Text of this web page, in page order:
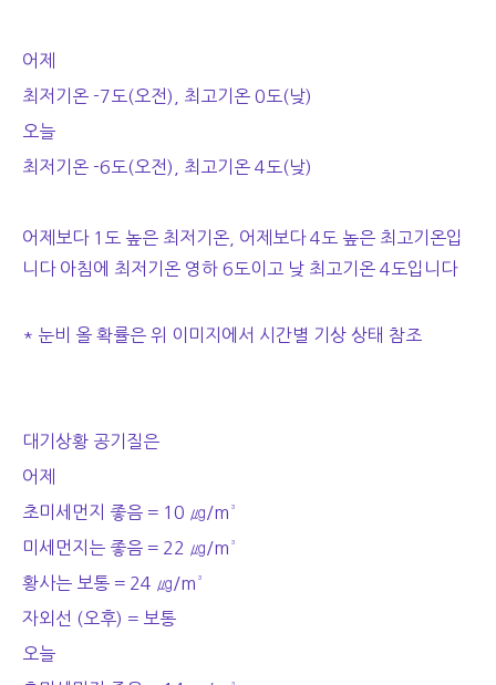
어제
최저기온 -7도(오전), 최고기온 0도(낮)
오늘
최저기온 -6도(오전), 최고기온 4도(낮)
어제보다 1도 높은 최저기온, 어제보다 4도 높은 최고기온입
니다 아침에 최저기온 영하 6도이고 낮 최고기온 4도입니다
* 눈비 올 확률은 위 이미지에서 시간별 기상 상태 참조
대기상황 공기질은
어제
초미세먼지 좋음 = 10 ㎍/m³
미세먼지는 좋음 = 22 ㎍/m³
황사는 보통 = 24 ㎍/m³
자외선 (오후) = 보통
오늘